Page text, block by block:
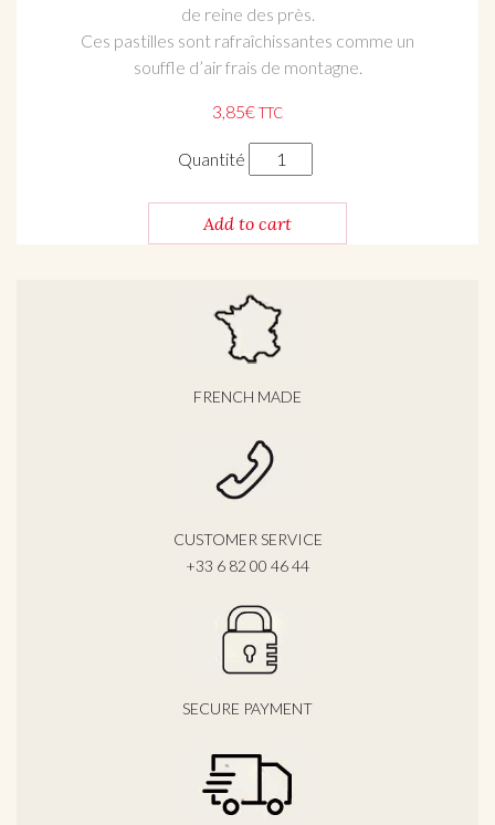
de reine des près.
Ces pastilles sont rafraîchissantes comme un
souffle d’air frais de montagne.
3,85€TTC
Quantité Méli-mélo de fleurs et de
Add to cart
FRENCH MADE
CUSTOMER SERVICE
+33 6 82 00 46 44
SECURE PAYMENT